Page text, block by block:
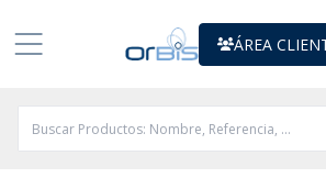
ÁREA